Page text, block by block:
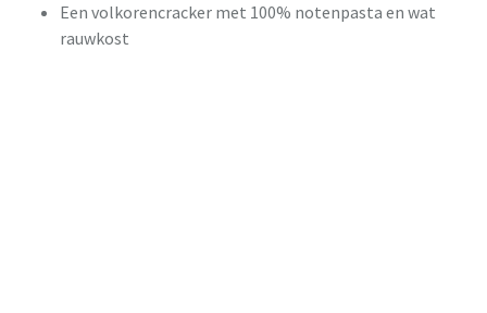
Een volkorencracker met 100% notenpasta en wat
rauwkost